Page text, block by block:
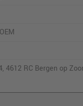
4612 RC Bergen op